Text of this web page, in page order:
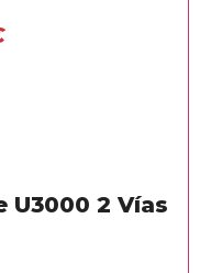
U3000 2 Vías